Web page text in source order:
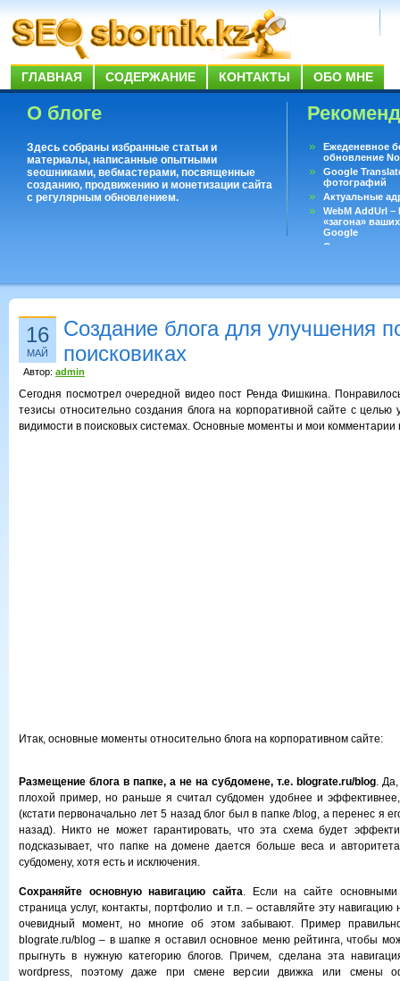
ГЛАВНАЯ СОДЕРЖАНИЕ КОНТАКТЫ ОБО МНЕ
О блоге
Здесь собраны избранные статьи и
материалы, написанные опытными
seoшниками, вебмастерами, посвященные
созданию, продвижению и монетизации сайта
с регулярным обновлением.
Ежеденевное
обновление
Google
фотографий
Актуальные
WebM AddUrl
«загона»
Google
Существует
16
МАЙ
Создание блога для улучшения
поисковиках
Автор: admin
Сегодня посмотрел очередной видео пост Ренда Фишкина.
тезисы относительно создания блога на корпоративной сайте с целью
видимости в поисковых системах. Основные моменты и мои комментарии
Итак, основные моменты относительно блога на корпоративном сайте:
Размещение блога в папке, а не на субдомене, т.е. blograte.ru/blog.
плохой пример, но раньше я считал субдомен удобнее и
(кстати первоначально лет 5 назад блог был в папке /blog, а перенес я
назад). Никто не может гарантировать, что эта схема будет
подсказывает, что папке на домене дается больше веса и
субдомену, хотя есть и исключения.
Сохраняйте основную навигацию сайта. Если на сайте основными
страница услуг, контакты, портфолио и т.п. – оставляйте эту
очевидный момент, но многие об этом забывают. Пример
blograte.ru/blog – в шапке я оставил основное меню рейтинга, чтобы
прыгнуть в нужную категорию блогов. Причем, сделана эта
wordpress, поэтому даже при смене версии движка или смены